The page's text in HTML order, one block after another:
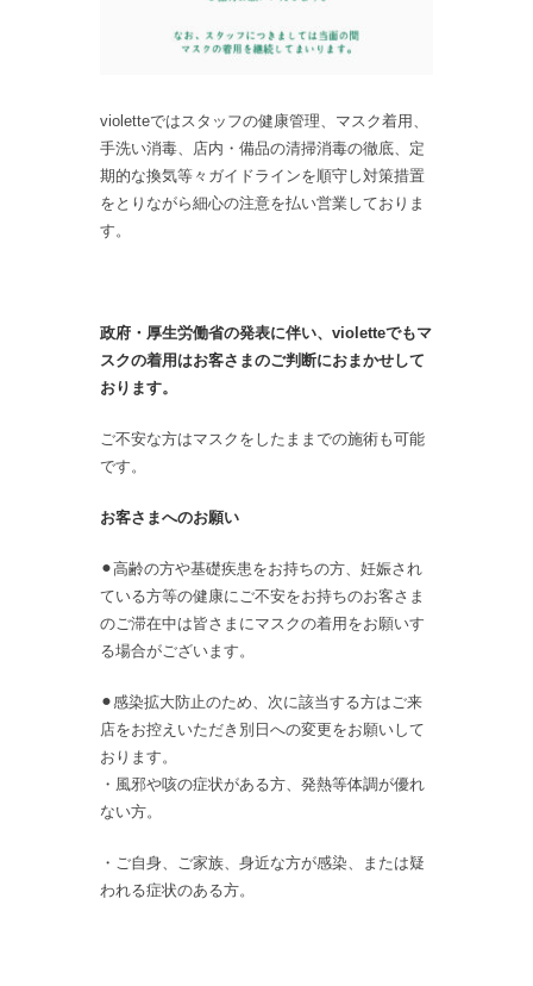
violetteではスタッフの健康管理、マスク着用、
手洗い消毒、店内・備品の清掃消毒の徹底、定
期的な換気等々ガイドラインを順守し対策措置
をとりながら細心の注意を払い営業しておりま
す。
政府・厚生労働省の発表に伴い、violetteでもマ
スクの着用はお客さまのご判断におまかせして
おります。
ご不安な方はマスクをしたままでの施術も可能
です。
お客さまへのお願い
⚫︎高齢の方や基礎疾患をお持ちの方、妊娠され
ている方等の健康にご不安をお持ちのお客さま
のご滞在中は皆さまにマスクの着用をお願いす
る場合がございます。
⚫︎感染拡大防止のため、次に該当する方はご来
店をお控えいただき別日への変更をお願いして
おります。
・風邪や咳の症状がある方、発熱等体調が優れ
ない方。
・ご自身、ご家族、身近な方が感染、または疑
われる症状のある方。